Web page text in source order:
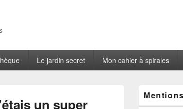
Le jardin secret Mon cahier à spirales
un super
principale
de